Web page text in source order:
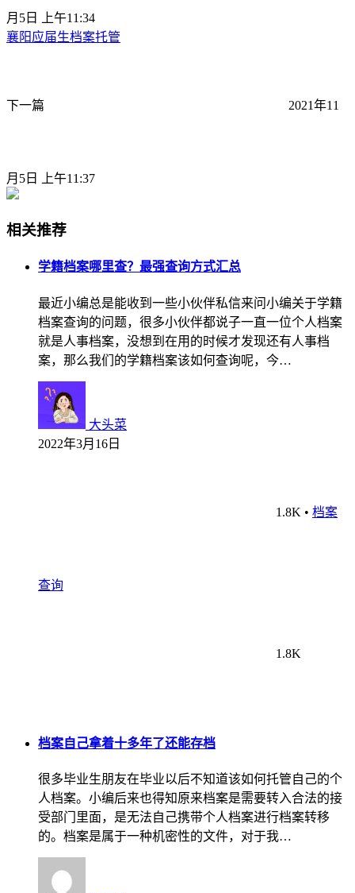
月5日 上午11:34
襄阳应届生档案托管
下一篇 2021年11
月5日 上午11:37
相关推荐
学籍档案哪里查？最强查询方式汇总
最近小编总是能收到一些小伙伴私信来问小编关于学籍
档案查询的问题，很多小伙伴都说子一直一位个人档案
就是人事档案，没想到在用的时候才发现还有人事档
案，那么我们的学籍档案该如何查询呢，今…
大头菜
2022年3月16日
1.8K • 档案
查询
1.8K
档案自己拿着十多年了还能存档
很多毕业生朋友在毕业以后不知道该如何托管自己的个
人档案。小编后来也得知原来档案是需要转入合法的接
受部门里面，是无法自己携带个人档案进行档案转移
的。档案是属于一种机密性的文件，对于我…